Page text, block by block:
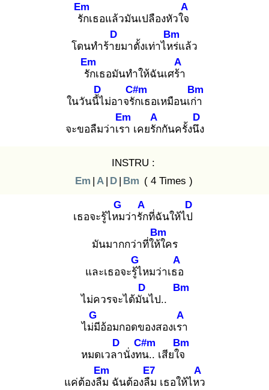
รัก
Em
เธอแล้วมันเปลืองหัวใจ
A
โดนทำร้าย
D
มาตั้งเท่าไหร่
Bm
แล้ว
รัก
Em
เธอมันทำให้ฉันเศร้า
A
ในวันนี้ไ
D
ม่อาจรัก
C#m
เธอเหมือนเก่า
Bm
จะขอลืมว่าเรา
Em
เคยรัก
A
กันครั้งนึง
D
INSTRU :
Em | A | D | Bm ( 4 Times )
เธอจะรู้ไหม
G
ว่ารัก
A
ที่ฉันให้ไป
D
มันมากกว่าที่ให้ใ
Bm
คร
และเธอจะรู้ไ
G
หมว่าเธอ
A
ไม่ควรจะได้มัน
D
ไป..
Bm
ไม่มี
G
อ้อมกอดของสองเรา
A
หมดเวลา
D
นั่งทน
C#m
.. เสียใจ
Bm
แค่ต้องลืม
Em
ฉันต้องลืม
E7
เธอให้ไหว
A